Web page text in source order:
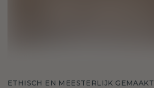
ETHISCH EN MEESTERLIJK GEMAAKT